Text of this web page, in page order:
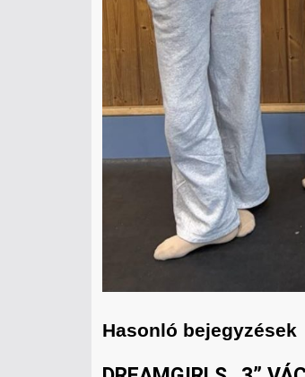
Hasonló bejegyzések